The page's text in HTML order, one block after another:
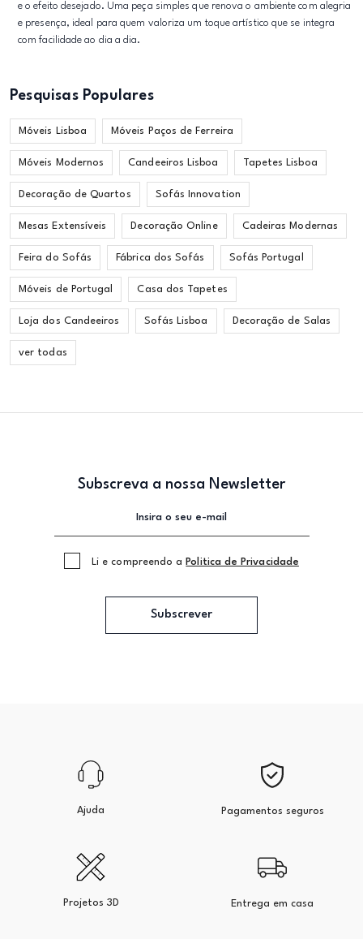
e o efeito desejado. Uma peça simples que renova o ambiente com alegria
e presença, ideal para quem valoriza um toque artístico que se integra
com facilidade ao dia a dia.
Pesquisas Populares
Móveis Lisboa Móveis Paços de Ferreira
Móveis Modernos Candeeiros Lisboa Tapetes Lisboa
Decoração de Quartos Sofás Innovation
Mesas Extensíveis Decoração Online Cadeiras Modernas
Feira do Sofás Fábrica dos Sofás Sofás Portugal
Móveis de Portugal Casa dos Tapetes
Loja dos Candeeiros Sofás Lisboa Decoração de Salas
ver todas
Subscreva a nossa Newsletter
Li e compreendo a Politica de Privacidade
Subscrever
Ajuda Pagamentos seguros
Projetos 3D Entrega em casa